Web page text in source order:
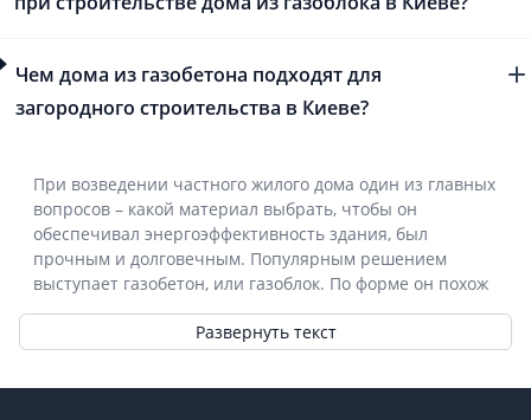
Чем дома из газобетона подходят для
загородного строительства в Киеве?
При возведении частного жилого дома один из главных
вопросов – какой материал выбрать, чтобы он
обеспечивал энергоэффективность здания, был
прочным и долговечным. Популярным решением
выступает газобетон, или газоблок. По форме он похож
на стандартный кирпич, однако размеры элементов
больше, а еще у него пористая структура. Материал
производится из смеси цемента, песка, воды,
алюминиевой пудры и извести, которые берутся в
Развернуть текст